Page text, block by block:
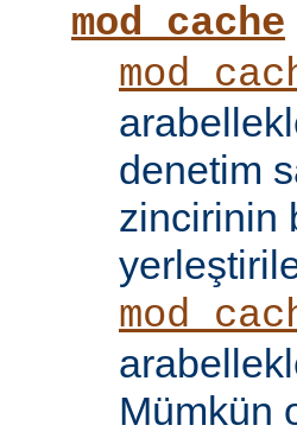
mod_cache
denetim
zincirinin
Mümkün